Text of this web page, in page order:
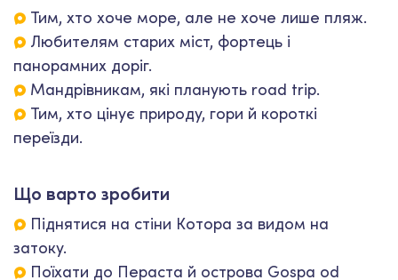
Тим, хто хоче море, але не хоче лише пляж.
Любителям старих міст, фортець і
панорамних доріг.
Мандрівникам, які планують road trip.
Тим, хто цінує природу, гори й короткі
переїзди.
Що варто зробити
Піднятися на стіни Котора за видом на
затоку.
Поїхати до Пераста й острова Gospa od